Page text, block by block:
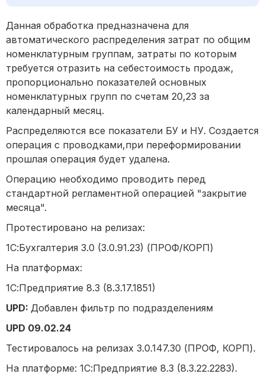
Данная обработка предназначена для
автоматического распределения затрат по общим
номенклатурным группам, затраты по которым
требуется отразить на себестоимость продаж,
пропорционально показателей основных
номенклатурных групп по счетам 20,23 за
календарный месяц.
Распределяются все показатели БУ и НУ. Создается
операция с проводками,при переформировании
прошлая операция будет удалена.
Операцию необходимо проводить перед
стандартной регламентной операцией "закрытие
месяца".
Протестировано на релизах:
1С:Бухгалтерия 3.0 (3.0.91.23) (ПРОФ/КОРП)
На платформах:
1С:Предприятие 8.3 (8.3.17.1851)
UPD: Добавлен фильтр по подразделениям
UPD 09.02.24
Тестировалось на релизах 3.0.147.30 (ПРОФ, КОРП).
На платформе: 1С:Предприятие 8.3 (8.3.22.2283).